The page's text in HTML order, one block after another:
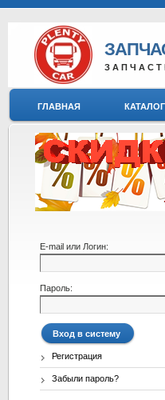
ГЛАВНАЯ
E-mail или Логин:
Пароль:
Регистрация
Забыли пароль?